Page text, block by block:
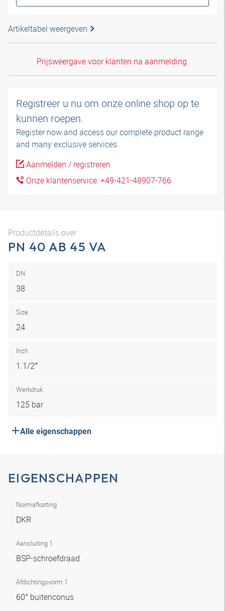
Artikeltabel weergeven
Prijsweergave voor klanten na aanmelding.
Registreer u nu om onze online shop op te
kunnen roepen.
Register now and access our complete product range
and many exclusive services.
Aanmelden / registreren
Onze klantenservice: +49-421-48907-766
Productdetails over
PN 40 AB 45 VA
DN
38
Size
24
Inch
1.1/2″
Werkdruk
125 bar
Alle eigenschappen
EIGENSCHAPPEN
Normafkorting
DKR
Aansluiting 1
BSP-schroefdraad
Afdichtingsvorm 1
60° buitenconus